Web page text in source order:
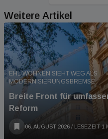
Weitere Artikel
EHL WOHNEN SIEHT WEG ALS
MODERNISIERUNGSBREMSE
Breite Front für
Reform
06. AUGUST 2026 / LESEZEIT 1